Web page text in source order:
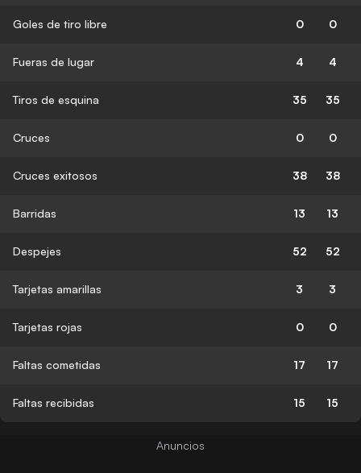
Goles de tiro libre 0 0
Fueras de lugar 4 4
Tiros de esquina 35 35
Cruces 0 0
Cruces exitosos 38 38
Barridas 13 13
Despejes 52 52
Tarjetas amarillas 3 3
Tarjetas rojas 0 0
Faltas cometidas 17 17
Faltas recibidas 15 15